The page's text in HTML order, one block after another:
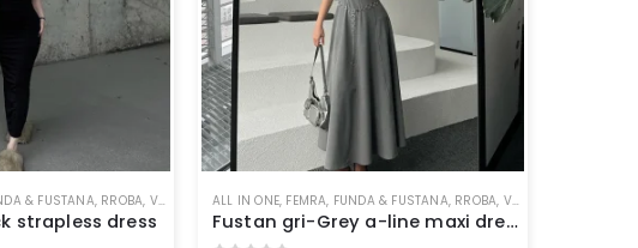
& FUSTANA, RROBA, VESHJE
strapless dress
ALL IN ONE, FEMRA, FUNDA & FUSTANA, RROBA, VESHJE
Fustan gri-Grey a-line maxi dress